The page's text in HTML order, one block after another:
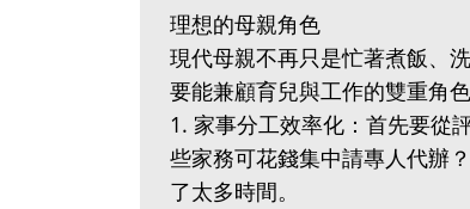
理想的母親角色
現代母親不再只是忙著煮飯、
要能兼顧育兒與工作的雙重角
1. 家事分工效率化：首先要從
些家務可花錢集中請專人代辦
了太多時間。